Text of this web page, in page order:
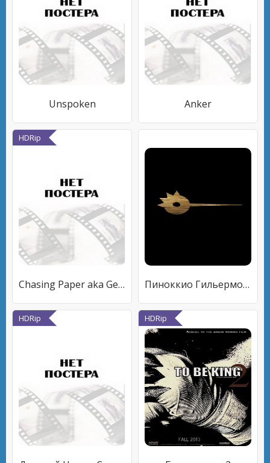
Unspoken Anker
HDRip
Chasing Paper aka Get Rich Пиноккио Гильермо дель Торо
HDRip HDRip